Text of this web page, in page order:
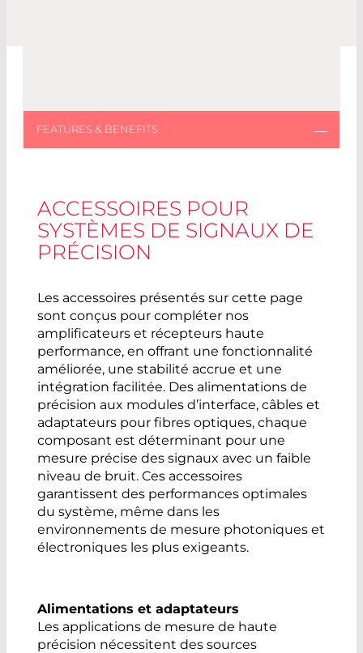
ACCESSOIRES POUR
SYSTÈMES DE SIGNAUX DE
PRÉCISION
Les accessoires présentés sur cette page
sont conçus pour compléter nos
amplificateurs et récepteurs haute
performance, en offrant une fonctionnalité
améliorée, une stabilité accrue et une
intégration facilitée. Des alimentations de
précision aux modules d’interface, câbles et
adaptateurs pour fibres optiques, chaque
composant est déterminant pour une
mesure précise des signaux avec un faible
niveau de bruit. Ces accessoires
garantissent des performances optimales
du système, même dans les
environnements de mesure photoniques et
électroniques les plus exigeants.
Alimentations et adaptateurs
Les applications de mesure de haute
précision nécessitent des sources